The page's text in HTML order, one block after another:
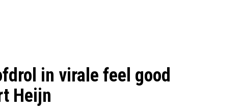
in virale feel good
Heijn